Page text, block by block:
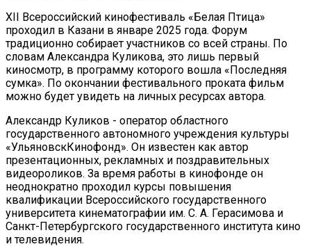
XII Всероссийский кинофестиваль «Белая Птица»
проходил в Казани в январе 2025 года. Форум
традиционно собирает участников со всей страны. По
словам Александра Куликова, это лишь первый
киносмотр, в программу которого вошла «Последняя
сумка». По окончании фестивального проката фильм
можно будет увидеть на личных ресурсах автора.
Александр Куликов - оператор областного
государственного автономного учреждения культуры
«УльяновскКинофонд». Он известен как автор
презентационных, рекламных и поздравительных
видеороликов. За время работы в кинофонде он
неоднократно проходил курсы повышения
квалификации Всероссийского государственного
университета кинематографии им. С. А. Герасимова и
Санкт-Петербургского государственного института кино
и телевидения.